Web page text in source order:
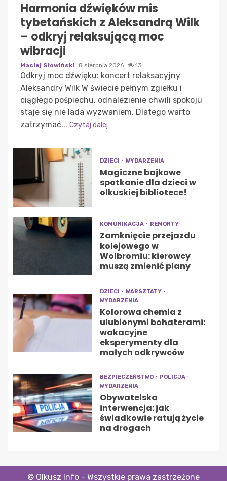
Harmonia dźwięków mis
tybetańskich z Aleksandrą Wilk
– odkryj relaksującą moc
wibracji
Maciej Słowiński 8 sierpnia 2026 13
Odkryj moc dźwięku: koncert relaksacyjny
Aleksandry Wilk W świecie pełnym zgiełku i
ciągłego pośpiechu, odnalezienie chwili spokoju
staje się nie lada wyzwaniem. Dlatego warto
zatrzymać... Czytaj dalej
DZIECI WYDARZENIA
Magiczne bajkowe
spotkanie dla dzieci w
olkuskiej bibliotece!
KOMUNIKACJA REMONTY
Zamknięcie przejazdu
kolejowego w
Wolbromiu: kierowcy
muszą zmienić plany
DZIECI
WARSZTATY
WYDARZENIA
Kolorowa chemia z
ulubionymi bohaterami:
wakacyjne
eksperymenty dla
małych odkrywców
BEZPIECZEŃSTWO
POLICJA
WYDARZENIA
Obywatelska
interwencja: jak
świadkowie ratują życie
na drogach
© Olkusz Info - Wszystkie prawa zastrzeżone